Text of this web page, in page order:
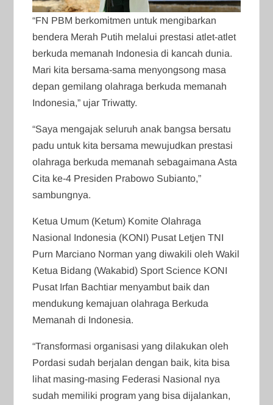
“FN PBM berkomitmen untuk mengibarkan
bendera Merah Putih melalui prestasi atlet-atlet
berkuda memanah Indonesia di kancah dunia.
Mari kita bersama-sama menyongsong masa
depan gemilang olahraga berkuda memanah
Indonesia,” ujar Triwatty.
“Saya mengajak seluruh anak bangsa bersatu
padu untuk kita bersama mewujudkan prestasi
olahraga berkuda memanah sebagaimana Asta
Cita ke-4 Presiden Prabowo Subianto,”
sambungnya.
Ketua Umum (Ketum) Komite Olahraga
Nasional Indonesia (KONI) Pusat Letjen TNI
Purn Marciano Norman yang diwakili oleh Wakil
Ketua Bidang (Wakabid) Sport Science KONI
Pusat Irfan Bachtiar menyambut baik dan
mendukung kemajuan olahraga Berkuda
Memanah di Indonesia.
“Transformasi organisasi yang dilakukan oleh
Pordasi sudah berjalan dengan baik, kita bisa
lihat masing-masing Federasi Nasional nya
sudah memiliki program yang bisa dijalankan,